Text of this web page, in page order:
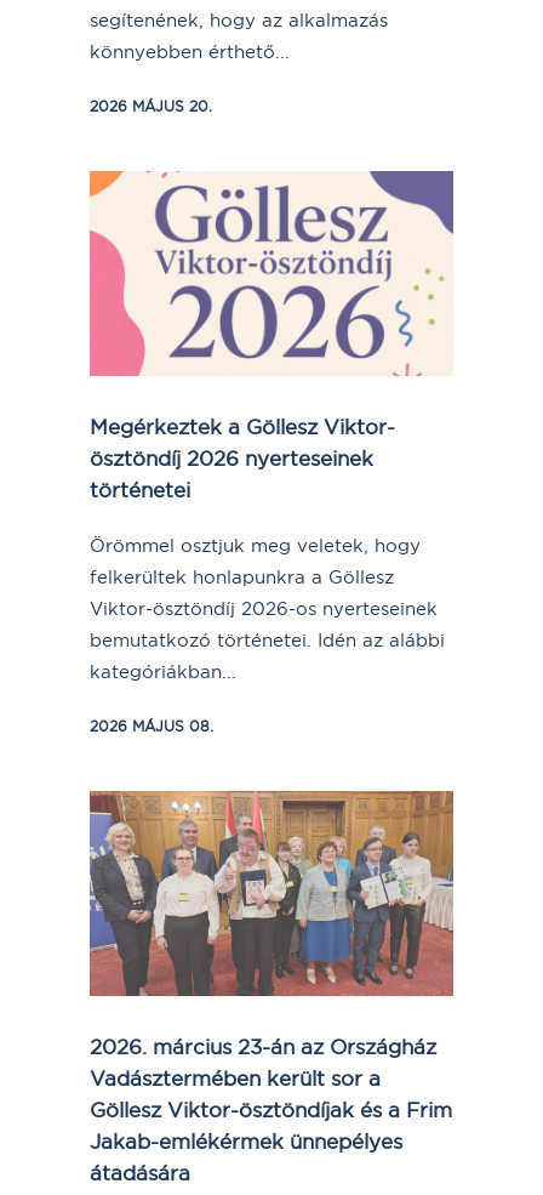
segítenének, hogy az alkalmazás
könnyebben érthető...
2026 MÁJUS 20.
Megérkeztek a Göllesz Viktor-
ösztöndíj 2026 nyerteseinek
történetei
Örömmel osztjuk meg veletek, hogy
felkerültek honlapunkra a Göllesz
Viktor-ösztöndíj 2026-os nyerteseinek
bemutatkozó történetei. Idén az alábbi
kategóriákban...
2026 MÁJUS 08.
2026. március 23-án az Országház
Vadásztermében került sor a
Göllesz Viktor-ösztöndíjak és a Frim
Jakab-emlékérmek ünnepélyes
átadására